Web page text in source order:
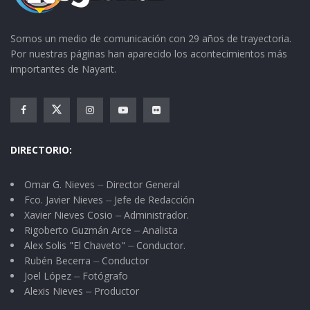
Ayala murió a flechazos con un crucifijo entre
las manos. Al padre Gil, en la huerta del
convento, también le quitaron la vida. Al
primero le cortaron la cabeza y la cocieron.
La Real Audiencia de Guadalajara levantó cien
capitán Juan de Salas. Se llevaron en collera a
ajusticiados doce, otros azotados y muchos más
repartidos en varios pueblos, de donde al poco
tiempo se fugaron. Se cree ser estos los
primeros apóstatas que hubo en Nayarit.
No dejaron de ser una obsesión para los
Somos un medio de comunicación con 29 años de trayectoria.
Por nuestras páginas han aparecido los acontecimientos más
importantes de Nayarit.
DIRECTORIO:
Omar G. Nieves ⏤ Director General
Fco. Javier Nieves ⏤ Jefe de Redacción
Xavier Nieves Cosio ⏤ Administrador.
Rigoberto Guzmán Arce ⏤ Analista
Alex Solis "El Chaveto" ⏤ Conductor.
Rubén Becerra ⏤ Conductor
Joel López ⏤ Fotógrafo
Alexis Nieves ⏤ Productor